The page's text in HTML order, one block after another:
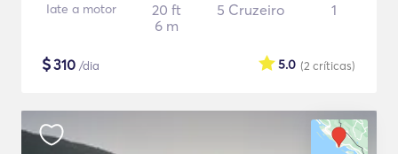
Iate a motor
20 ft
6 m
5 Cruzeiro 1
$310 /dia (2 críticas)
5.0